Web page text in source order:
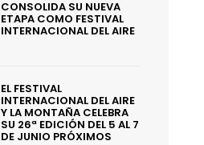
CONSOLIDA SU NUEVA
ETAPA COMO FESTIVAL
INTERNACIONAL DEL AIRE
EL FESTIVAL
INTERNACIONAL DEL AIRE
Y LA MONTAÑA CELEBRA
SU 26ª EDICIÓN DEL 5 AL 7
DE JUNIO PRÓXIMOS